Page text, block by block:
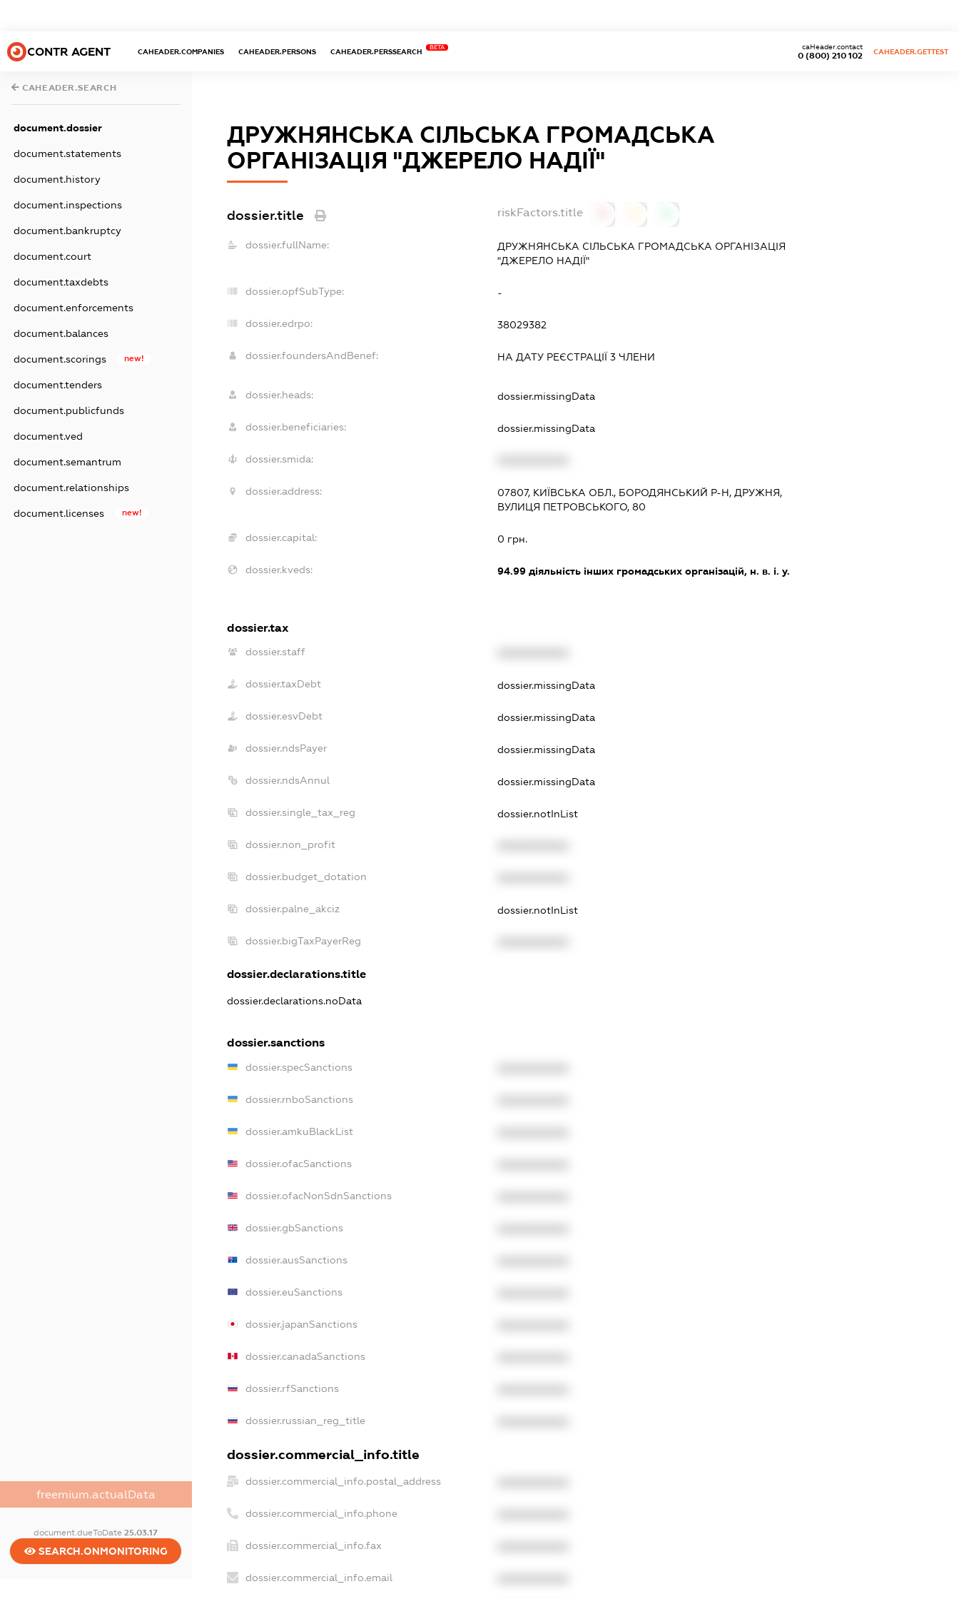
CONTR AGENT CAHEADER.COMPANIES CAHEADER.PERSONS CAHEADER.PERSSEARCH
BETA
0 (800) 210 102
caHeader.contact
CAHEADER.GETTEST
CAHEADER.SEARCH
document.dossier
document.statements
document.history
document.inspections
document.bankruptcy
document.court
document.taxdebts
document.enforcements
document.balances
document.scorings new!
document.tenders
document.publicfunds
document.ved
document.semantrum
document.relationships
document.licenses new!
freemium.actualData
document.dueToDate25.03.17
SEARCH.ONMONITORING
ДРУЖНЯНСЬКА СІЛЬСЬКА ГРОМАДСЬКА
ОРГАНІЗАЦІЯ "ДЖЕРЕЛО НАДІЇ"
dossier.title riskFactors.title
dossier.fullName:
ДРУЖНЯНСЬКА СІЛЬСЬКА ГРОМАДСЬКА ОРГАНІЗАЦІЯ
"ДЖЕРЕЛО НАДІЇ"
dossier.opfSubType: -
dossier.edrpo: 38029382
dossier.foundersAndBenef: НА ДАТУ РЕЄСТРАЦІЇ 3 ЧЛЕНИ
dossier.heads: dossier.missingData
dossier.beneficiaries: dossier.missingData
dossier.smida:
dossier.address:
07807, КИЇВСЬКА ОБЛ., БОРОДЯНСЬКИЙ Р-Н, ДРУЖНЯ,
ВУЛИЦЯ ПЕТРОВСЬКОГО, 80
dossier.capital: 0 грн.
dossier.kveds: 94.99 діяльність інших громадських організацій, н. в. і. у.
dossier.tax
dossier.staff
dossier.taxDebt dossier.missingData
dossier.esvDebt dossier.missingData
dossier.ndsPayer dossier.missingData
dossier.ndsAnnul dossier.missingData
dossier.single_tax_reg dossier.notInList
dossier.non_profit
dossier.budget_dotation
dossier.palne_akciz dossier.notInList
dossier.bigTaxPayerReg
dossier.declarations.title
dossier.declarations.noData
dossier.sanctions
dossier.specSanctions
dossier.rnboSanctions
dossier.amkuBlackList
dossier.ofacSanctions
dossier.ofacNonSdnSanctions
dossier.gbSanctions
dossier.ausSanctions
dossier.euSanctions
dossier.japanSanctions
dossier.canadaSanctions
dossier.rfSanctions
dossier.russian_reg_title
dossier.commercial_info.title
dossier.commercial_info.postal_address
dossier.commercial_info.phone
dossier.commercial_info.fax
dossier.commercial_info.email